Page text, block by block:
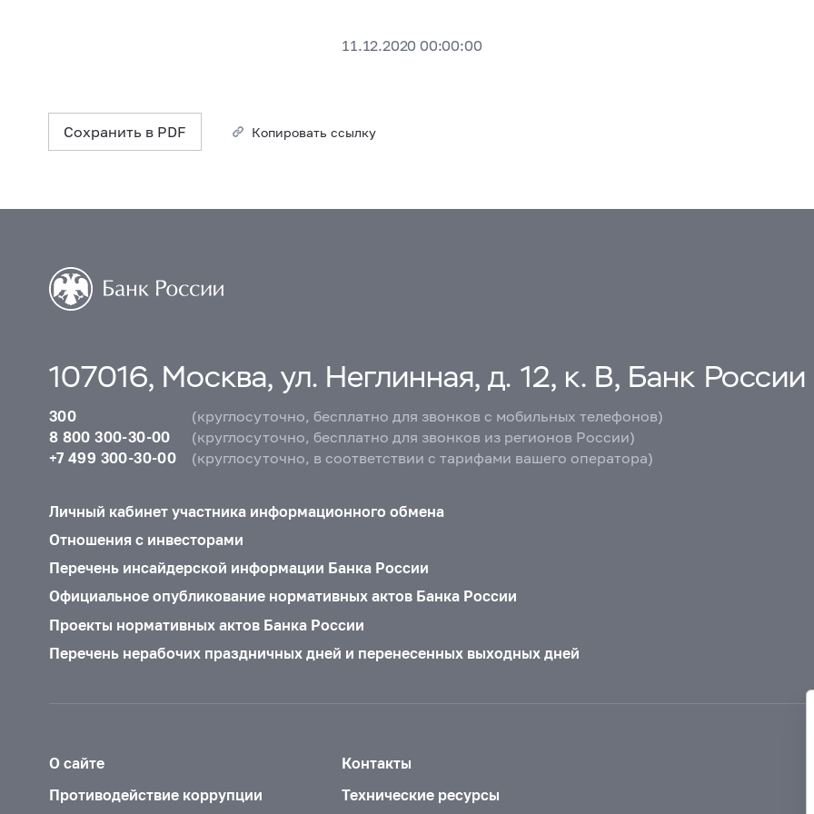
11.12.2020 00:00:00
Сохранить в PDF Копировать ссылку
107016, Москва, ул. Неглинная, д. 12, к. В, Банк России
300
(круглосуточно, бесплатно для звонков с мобильных телефонов)
8 800 300-30-00
(круглосуточно, бесплатно для звонков из регионов России)
+7 499 300-30-00
(круглосуточно, в соответствии с тарифами вашего оператора)
Личный кабинет участника информационного обмена
Отношения с инвесторами
Перечень инсайдерской информации Банка России
Официальное опубликование нормативных актов Банка России
Проекты нормативных актов Банка России
Перечень нерабочих праздничных дней и перенесенных выходных дней
О сайте
Контакты
Противодействие коррупции
Технические ресурсы